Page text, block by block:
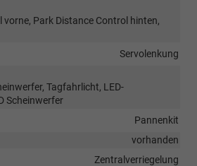
vorne, Park Distance Control hinten,
Servolenkung
Tagfahrlicht, LED-
Scheinwerfer
Pannenkit
vorhanden
Zentralverriegelung